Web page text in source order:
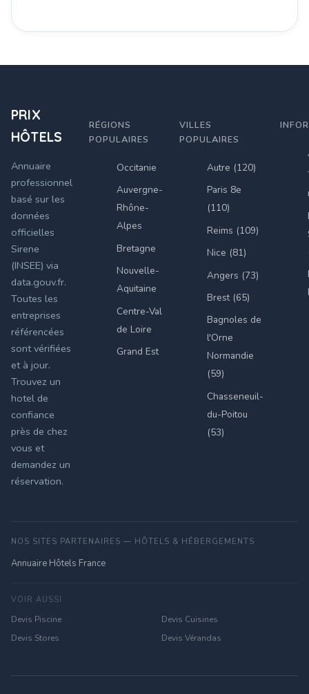
PRIX
HÔTELS
Annuaire
professionnel
basé sur les
données
officielles
Sirene
(INSEE) via
data.gouv.fr.
Toutes les
entreprises
référencées
sont vérifiées
et à jour.
Trouvez un
hotel de
confiance
près de chez
vous et
demandez un
réservation.
RÉGIONS
POPULAIRES
Occitanie
Auvergne-
Rhône-
Alpes
Bretagne
Nouvelle-
Aquitaine
Centre-Val
de Loire
Grand Est
VILLES
POPULAIRES
Autre (120)
Paris 8e
(110)
Reims (109)
Nice (81)
Angers (73)
Brest (65)
Bagnoles de
l'Orne
Normandie
(59)
Chasseneuil-
du-Poitou
(53)
NOS SITES PARTENAIRES — HÔTELS & HÉBERGEMENTS
Annuaire Hôtels France
VOIR AUSSI
Devis Piscine
Devis Cuisines
Devis Stores
Devis Vérandas